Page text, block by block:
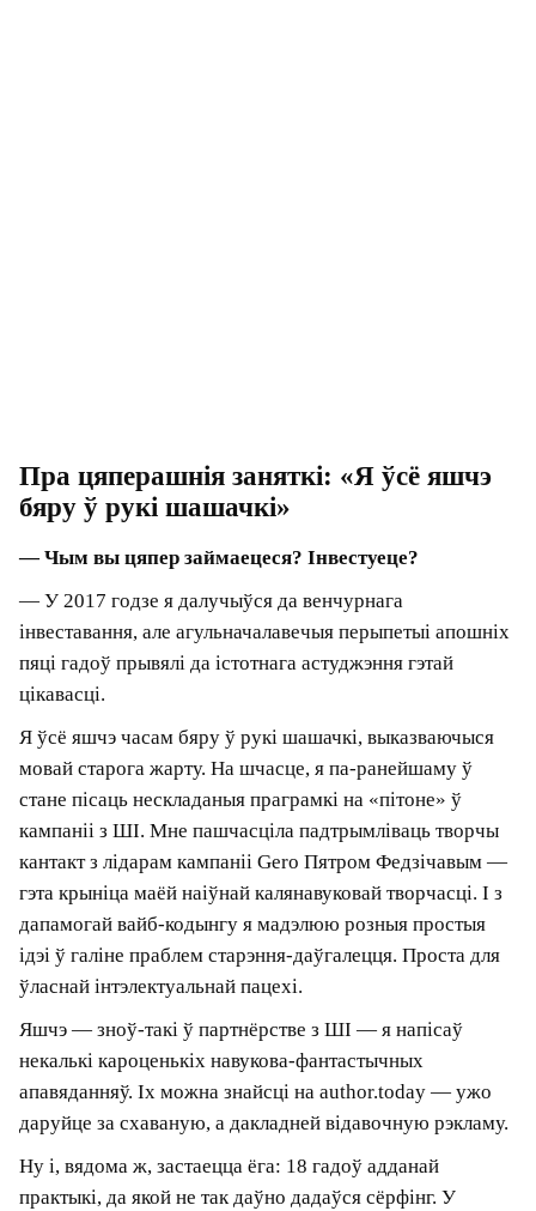
Пра цяперашнія заняткі: «Я ўсё
яшчэ бяру ў рукі шашачкі»
— Чым вы цяпер займаецеся? Інвестуеце?
— У 2017 годзе я далучыўся да венчурнага